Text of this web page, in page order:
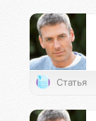
Статья